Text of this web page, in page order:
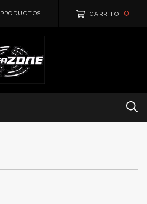
PRODUCTOS CARRITO 0